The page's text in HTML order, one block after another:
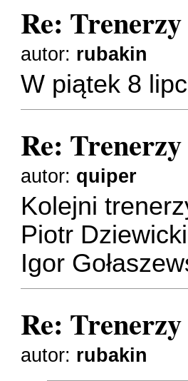
Re:
autor: rubakin
W piątek 8
Re:
autor: quiper
Kolejni
Piotr
Igor
Re:
autor: rubakin